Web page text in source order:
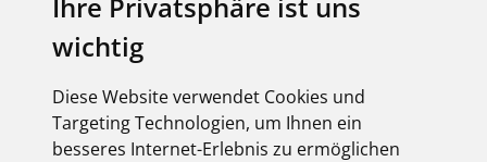
wichtig
Diese Website verwendet Cookies und
Targeting Technologien, um Ihnen ein
besseres Internet-Erlebnis zu ermöglichen